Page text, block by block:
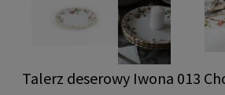
Talerz deserowy Iwona 013